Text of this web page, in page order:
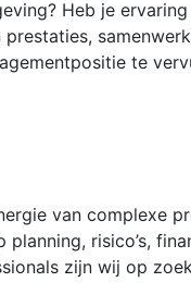
Heb je
te
van complexe
risico’s,
zijn wij op